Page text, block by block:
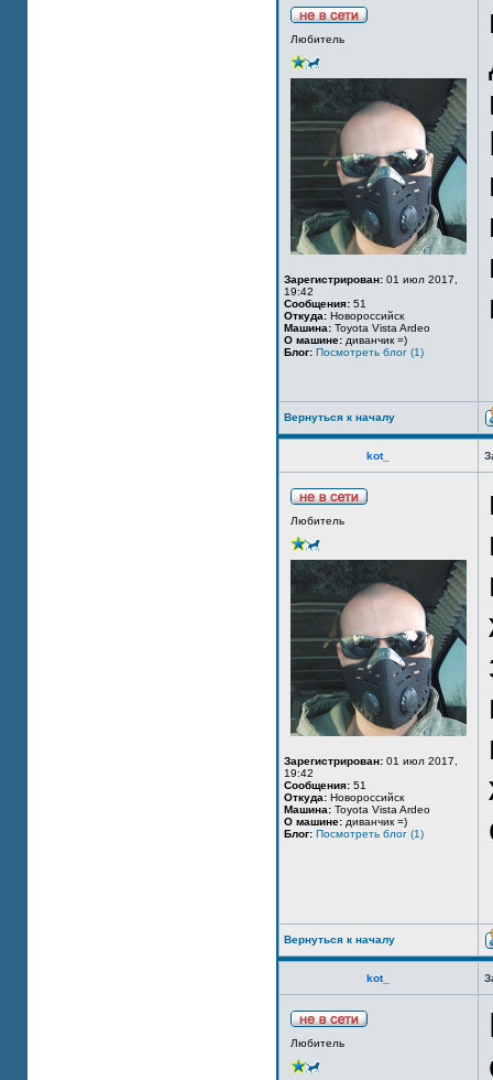
Любитель
Зарегистрирован: 01 июл 2017,
19:42
Сообщения: 51
Откуда: Новороссийск
Машина: Toyota Vista Ardeo
О машине: диванчик =)
Блог: Посмотреть блог (1)
Вернуться к началу
kot_
Любитель
Зарегистрирован: 01 июл 2017,
19:42
Сообщения: 51
Откуда: Новороссийск
Машина: Toyota Vista Ardeo
О машине: диванчик =)
Блог: Посмотреть блог (1)
Вернуться к началу
kot_
Любитель